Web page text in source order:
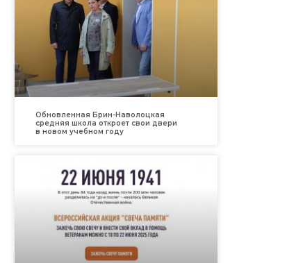
Обновленная Брин-Наволоцкая
средняя школа откроет свои двери
в новом учебном году